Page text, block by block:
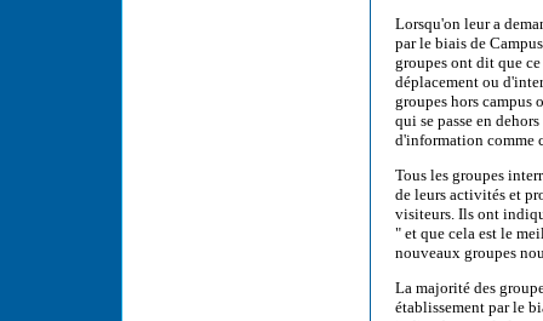
Lorsqu'on leur a
par le biais de
groupes ont dit que
déplacement ou
groupes hors campus
qui se passe en
d'information comme
Tous les groupes
de leurs activités et
visiteurs. Ils ont
" et que cela est le
nouveaux groupes
La majorité des
établissement par le